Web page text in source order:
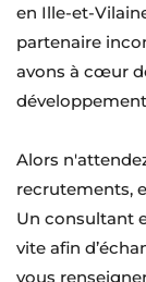
en Ille-et-
partenaire
avons à cœur
Alors
recrutements,
Un consultant
vite afin
vous